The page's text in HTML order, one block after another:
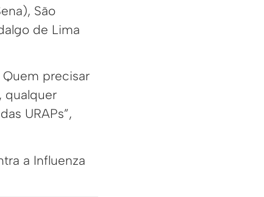
São
de Lima
precisar
qualquer
URAPs”,
a Influenza